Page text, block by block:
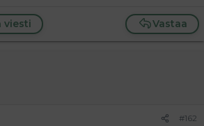
Vastaa
viesti
#162